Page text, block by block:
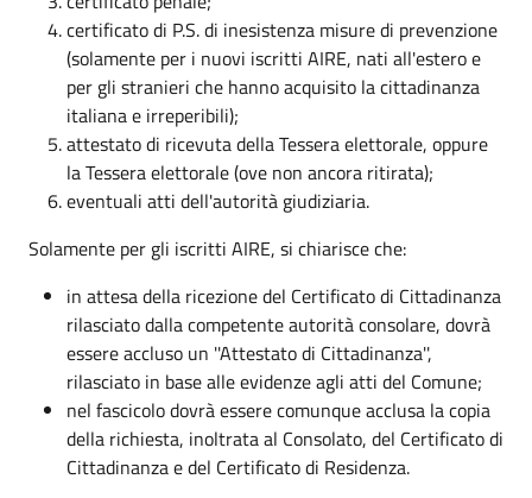
certificato di P.S. di inesistenza misure di prevenzione
(solamente per i nuovi iscritti AIRE, nati all'estero e
per gli stranieri che hanno acquisito la cittadinanza
italiana e irreperibili);
attestato di ricevuta della Tessera elettorale, oppure
la Tessera elettorale (ove non ancora ritirata);
eventuali atti dell'autorità giudiziaria.
Solamente per gli iscritti AIRE, si chiarisce che:
in attesa della ricezione del Certificato di Cittadinanza
rilasciato dalla competente autorità consolare, dovrà
essere accluso un ''Attestato di Cittadinanza'',
rilasciato in base alle evidenze agli atti del Comune;
nel fascicolo dovrà essere comunque acclusa la copia
della richiesta, inoltrata al Consolato, del Certificato di
Cittadinanza e del Certificato di Residenza.